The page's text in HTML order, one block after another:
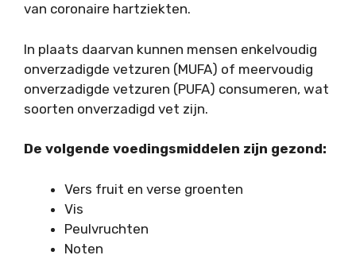
van coronaire hartziekten.
In plaats daarvan kunnen mensen enkelvoudig
onverzadigde vetzuren (MUFA) of meervoudig
onverzadigde vetzuren (PUFA) consumeren, wat
soorten onverzadigd vet zijn.
De volgende voedingsmiddelen zijn gezond:
Vers fruit en verse groenten
Vis
Peulvruchten
Noten